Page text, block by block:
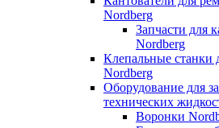
Nordberg
Запчасти для
Nordberg
Клепальные станки
Nordberg
Оборудование для
технических
Воронки